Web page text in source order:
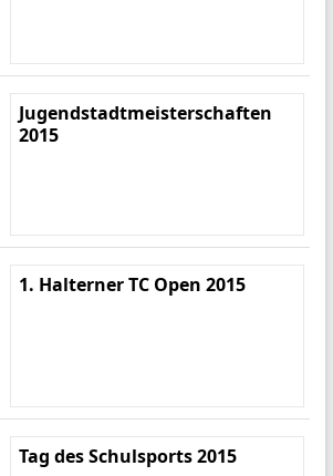
Jugendstadtmeisterschaften
2015
1. Halterner TC Open 2015
Tag des Schulsports 2015